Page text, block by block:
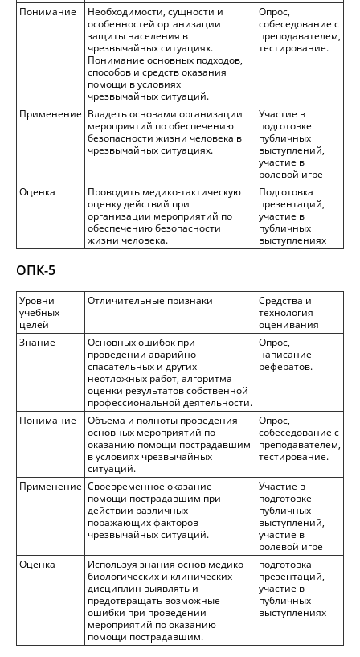
Понимание
Необходимости, сущности и
особенностей организации
защиты населения в
чрезвычайных ситуациях.
Понимание основных подходов,
способов и средств оказания
помощи в условиях
чрезвычайных ситуаций.
Опрос,
собеседование с
преподавателем,
тестирование.
Применение Владеть основами организации
мероприятий по обеспечению
безопасности жизни человека в
чрезвычайных ситуациях.
Участие в
подготовке
публичных
выступлений,
участие в
ролевой игре
Оценка
Проводить медико-тактическую
оценку действий при
организации мероприятий по
обеспечению безопасности
жизни человека.
Подготовка
презентаций,
участие в
публичных
выступлениях
ОПК-5
Уровни
учебных
целей
Отличительные признаки
Средства и
технология
оценивания
Знание
Основных ошибок при
проведении аварийно-
спасательных и других
неотложных работ, алгоритма
оценки результатов собственной
профессиональной деятельности.
Опрос,
написание
рефератов.
Понимание
Объема и полноты проведения
основных мероприятий по
оказанию помощи пострадавшим
в условиях чрезвычайных
ситуаций.
Опрос,
собеседование с
преподавателем,
тестирование.
Применение Своевременное оказание
помощи пострадавшим при
действии различных
поражающих факторов
чрезвычайных ситуаций.
Участие в
подготовке
публичных
выступлений,
участие в
ролевой игре
Оценка
Используя знания основ медико-
биологических и клинических
дисциплин выявлять и
предотвращать возможные
ошибки при проведении
мероприятий по оказанию
помощи пострадавшим.
подготовка
презентаций,
участие в
публичных
выступлениях